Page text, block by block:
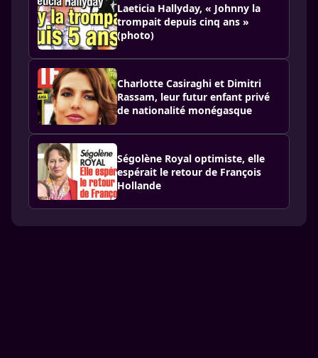
Laeticia Hallyday, « Johnny la
trompait depuis cinq ans »
(photo)
Charlotte Casiraghi et Dimitri
Rassam, leur futur enfant privé
de nationalité monégasque
Ségolène Royal optimiste, elle
espérait le retour de François
Hollande